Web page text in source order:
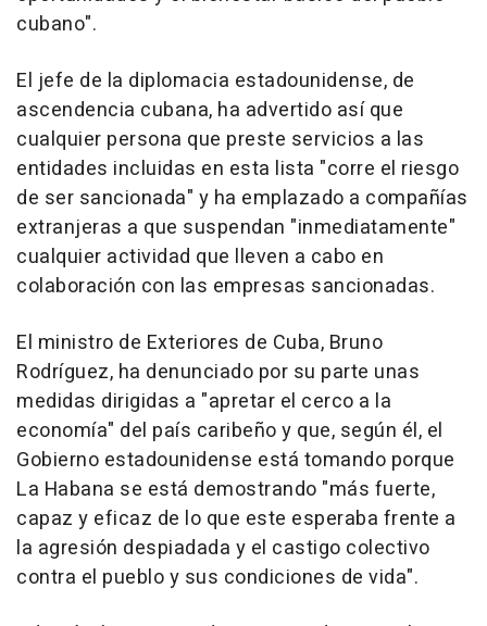
cubano".
El jefe de la diplomacia estadounidense, de
ascendencia cubana, ha advertido así que
cualquier persona que preste servicios a las
entidades incluidas en esta lista "corre el riesgo
de ser sancionada" y ha emplazado a compañías
extranjeras a que suspendan "inmediatamente"
cualquier actividad que lleven a cabo en
colaboración con las empresas sancionadas.
El ministro de Exteriores de Cuba, Bruno
Rodríguez, ha denunciado por su parte unas
medidas dirigidas a "apretar el cerco a la
economía" del país caribeño y que, según él, el
Gobierno estadounidense está tomando porque
La Habana se está demostrando "más fuerte,
capaz y eficaz de lo que este esperaba frente a
la agresión despiadada y el castigo colectivo
contra el pueblo y sus condiciones de vida".